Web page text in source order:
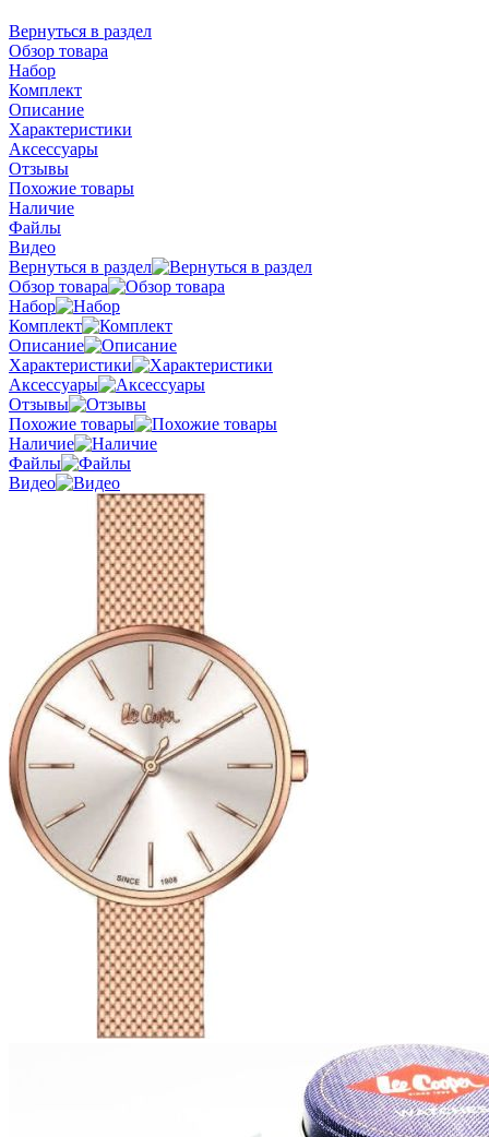
Вернуться в раздел
Обзор товара
Набор
Комплект
Описание
Характеристики
Аксессуары
Отзывы
Похожие товары
Наличие
Файлы
Видео
Вернуться в раздел
Обзор товара
Набор
Комплект
Описание
Характеристики
Аксессуары
Отзывы
Похожие товары
Наличие
Файлы
Видео